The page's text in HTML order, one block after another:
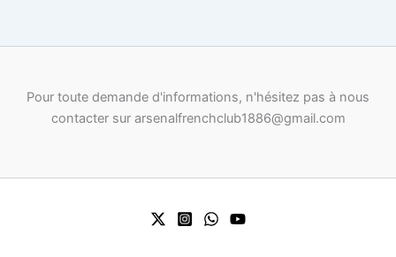
Pour toute demande d'informations, n'hésitez pas à nous
contacter sur arsenalfrenchclub1886@gmail.com